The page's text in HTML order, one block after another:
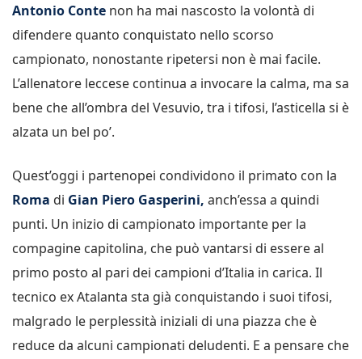
Antonio Conte non ha mai nascosto la volontà di
difendere quanto conquistato nello scorso
campionato, nonostante ripetersi non è mai facile.
L’allenatore leccese continua a invocare la calma, ma sa
bene che all’ombra del Vesuvio, tra i tifosi, l’asticella si è
alzata un bel po’.
Quest’oggi i partenopei condividono il primato con la
Roma di Gian Piero Gasperini, anch’essa a quindi
punti. Un inizio di campionato importante per la
compagine capitolina, che può vantarsi di essere al
primo posto al pari dei campioni d’Italia in carica. Il
tecnico ex Atalanta sta già conquistando i suoi tifosi,
malgrado le perplessità iniziali di una piazza che è
reduce da alcuni campionati deludenti. E a pensare che